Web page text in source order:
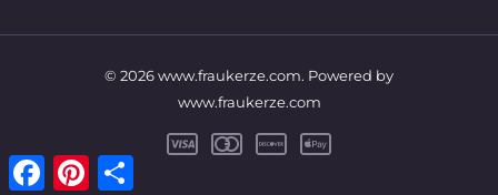
© 2026 www.fraukerze.com. Powered by
www.fraukerze.com
FacebookPinterest